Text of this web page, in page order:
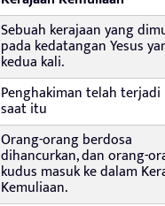
Sebuah kerajaan yang
pada kedatangan Yesus
kedua kali.
Penghakiman telah terjadi
saat itu
Orang-orang berdosa
dihancurkan, dan orang-
kudus masuk ke dalam
Kemuliaan.